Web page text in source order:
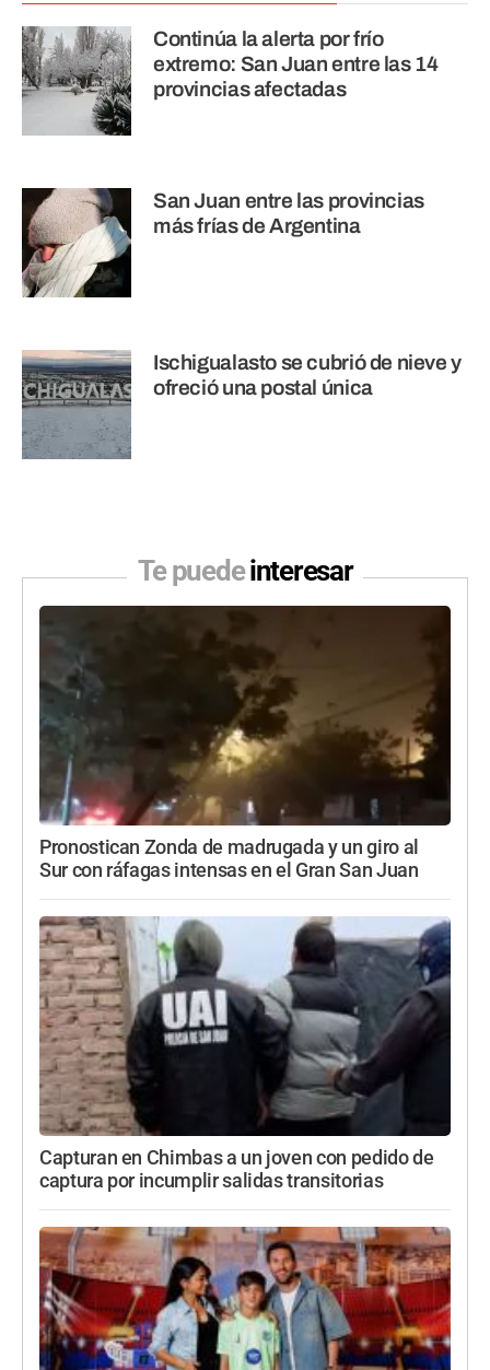
Continúa la alerta por frío
extremo: San Juan entre las 14
provincias afectadas
San Juan entre las provincias
más frías de Argentina
Ischigualasto se cubrió de nieve y
ofreció una postal única
Te puedeinteresar
Pronostican Zonda de madrugada y un giro al
Sur con ráfagas intensas en el Gran San Juan
Capturan en Chimbas a un joven con pedido de
captura por incumplir salidas transitorias